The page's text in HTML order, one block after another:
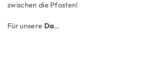
zwischen die Pfosten!
Für unsere Da…